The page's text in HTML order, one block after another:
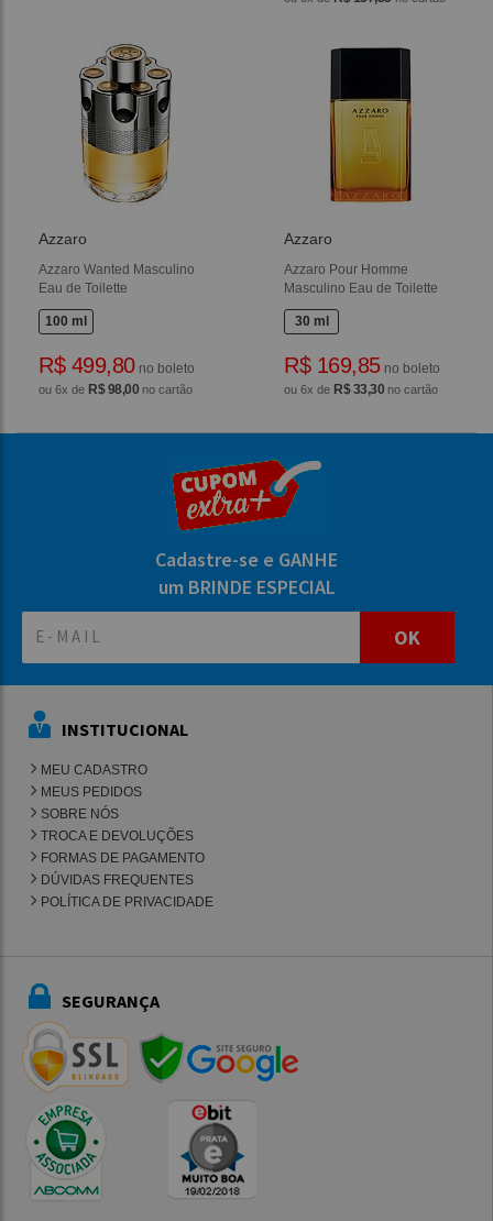
Azzaro
Azzaro Wanted Masculino
Eau de Toilette
100 ml
R$ 499,80no boleto
ou 6x de R$ 98,00 no cartão
Azzaro
Azzaro Pour Homme
Masculino Eau de Toilette
30 ml
R$ 169,85no boleto
ou 6x de R$ 33,30 no cartão
Cadastre-se e GANHE
um BRINDE ESPECIAL
OK
INSTITUCIONAL
MEU CADASTRO
MEUS PEDIDOS
SOBRE NÓS
TROCA E DEVOLUÇÕES
FORMAS DE PAGAMENTO
DÚVIDAS FREQUENTES
POLÍTICA DE PRIVACIDADE
SEGURANÇA